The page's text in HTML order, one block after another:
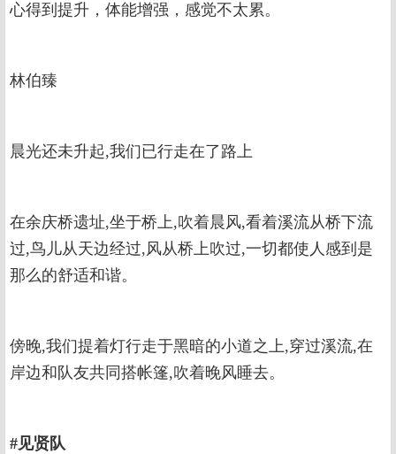
心得到提升，体能增强，感觉不太累。
林伯臻
晨光还未升起,我们已行走在了路上
在余庆桥遗址,坐于桥上,吹着晨风,看着溪流从桥下流
过,鸟儿从天边经过,风从桥上吹过,一切都使人感到是
那么的舒适和谐。
傍晚,我们提着灯行走于黑暗的小道之上,穿过溪流,在
岸边和队友共同搭帐篷,吹着晚风睡去。
#见贤队